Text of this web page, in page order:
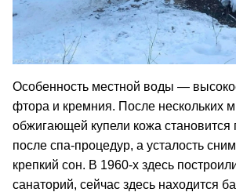
Особенность местной воды —
фтора и кремния. После нескольких
обжигающей купели кожа становится
после спа-процедур, а усталость
крепкий сон. В 1960-х здесь
санаторий, сейчас здесь находится